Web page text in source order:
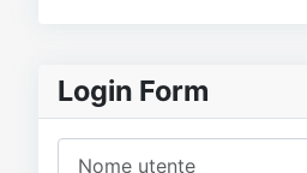
Forum
Login Form